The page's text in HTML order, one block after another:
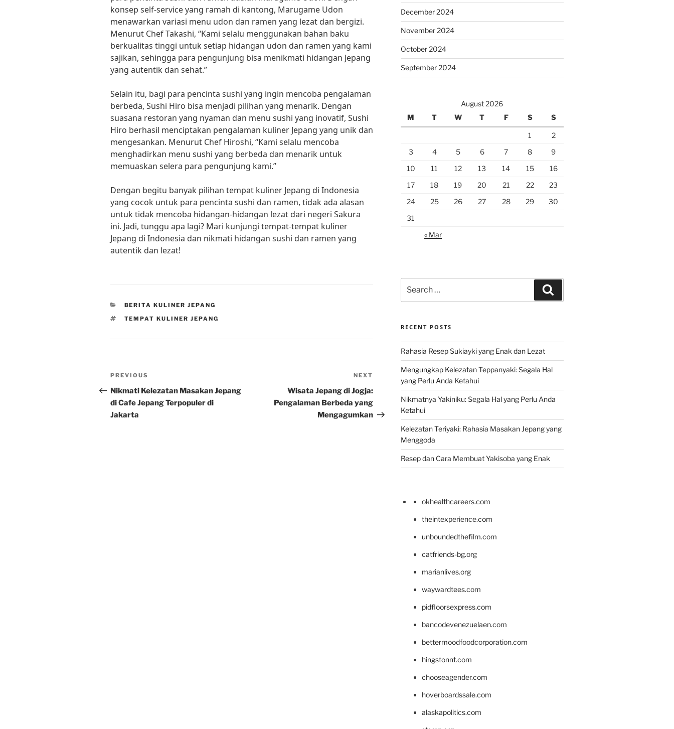
konsep self-service yang ramah di kantong, Marugame Udon
menawarkan variasi menu udon dan ramen yang lezat dan bergizi.
Menurut Chef Takashi, “Kami selalu menggunakan bahan baku
berkualitas tinggi untuk setiap hidangan udon dan ramen yang kami
sajikan, sehingga para pengunjung bisa menikmati hidangan Jepang
yang autentik dan sehat.”
Selain itu, bagi para pencinta sushi yang ingin mencoba pengalaman
berbeda, Sushi Hiro bisa menjadi pilihan yang menarik. Dengan
suasana restoran yang nyaman dan menu sushi yang inovatif, Sushi
Hiro berhasil menciptakan pengalaman kuliner Jepang yang unik dan
mengesankan. Menurut Chef Hiroshi, “Kami selalu mencoba
menghadirkan menu sushi yang berbeda dan menarik untuk
memuaskan selera para pengunjung kami.”
Dengan begitu banyak pilihan tempat kuliner Jepang di Indonesia
yang cocok untuk para pencinta sushi dan ramen, tidak ada alasan
untuk tidak mencoba hidangan-hidangan lezat dari negeri Sakura
ini. Jadi, tunggu apa lagi? Mari kunjungi tempat-tempat kuliner
Jepang di Indonesia dan nikmati hidangan sushi dan ramen yang
autentik dan lezat!
CATEGORIES
BERITA KULINER JEPANG
TAGS
TEMPAT KULINER JEPANG
Post
navigation
Previous
Post
PREVIOUS
Nikmati Kelezatan Masakan Jepang
di Cafe Jepang Terpopuler di
Jakarta
Post
NEXT
Wisata Jepang di Jogja:
Pengalaman Berbeda yang
Mengagumkan
December 2024
November 2024
October 2024
September 2024
August 2026
M
T W T F S S
1
2
3
4 5 6 7 8
9
10
11 12 13 14 15
16
17
18 19 20 21 22
23
24
25 26 27 28 29
30
31
« Mar
for:
RECENT POSTS
Rahasia Resep Sukiayki yang Enak dan Lezat
Mengungkap Kelezatan Teppanyaki: Segala Hal
yang Perlu Anda Ketahui
Nikmatnya Yakiniku: Segala Hal yang Perlu Anda
Ketahui
Kelezatan Teriyaki: Rahasia Masakan Jepang yang
Menggoda
Resep dan Cara Membuat Yakisoba yang Enak
okhealthcareers.com
theintexperience.com
unboundedthefilm.com
catfriends-bg.org
marianlives.org
waywardtees.com
pidfloorsexpress.com
bancodevenezuelaen.com
bettermoodfoodcorporation.com
hingstonnt.com
chooseagender.com
hoverboardssale.com
alaskapolitics.com